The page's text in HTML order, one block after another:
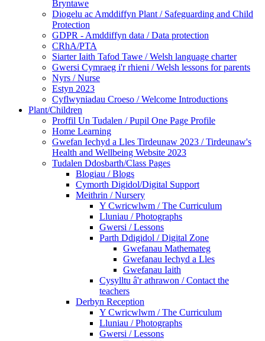
Bryntawe
Diogelu ac Amddiffyn Plant / Safeguarding and Child
Protection
GDPR - Amddiffyn data / Data protection
CRhA/PTA
Siarter Iaith Tafod Tawe / Welsh language charter
Gwersi Cymraeg i'r rhieni / Welsh lessons for parents
Nyrs / Nurse
Estyn 2023
Cyflwyniadau Croeso / Welcome Introductions
Plant/Children
Proffil Un Tudalen / Pupil One Page Profile
Home Learning
Gwefan Iechyd a Lles Tirdeunaw 2023 / Tirdeunaw's
Health and Wellbeing Website 2023
Tudalen Ddosbarth/Class Pages
Blogiau / Blogs
Cymorth Digidol/Digital Support
Meithrin / Nursery
Y Cwricwlwm / The Curriculum
Lluniau / Photographs
Gwersi / Lessons
Parth Ddigidol / Digital Zone
Gwefanau Mathemateg
Gwefanau Iechyd a Lles
Gwefanau Iaith
Cysylltu â'r athrawon / Contact the
teachers
Derbyn Reception
Y Cwricwlwm / The Curriculum
Lluniau / Photographs
Gwersi / Lessons